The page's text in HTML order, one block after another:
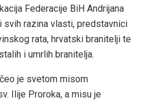
Federacije BiH Andrijana
svih razina vlasti, predstavnici
rata, hrvatski branitelji te
i umrlih branitelja.
je svetom misom
Ilije Proroka, a misu je